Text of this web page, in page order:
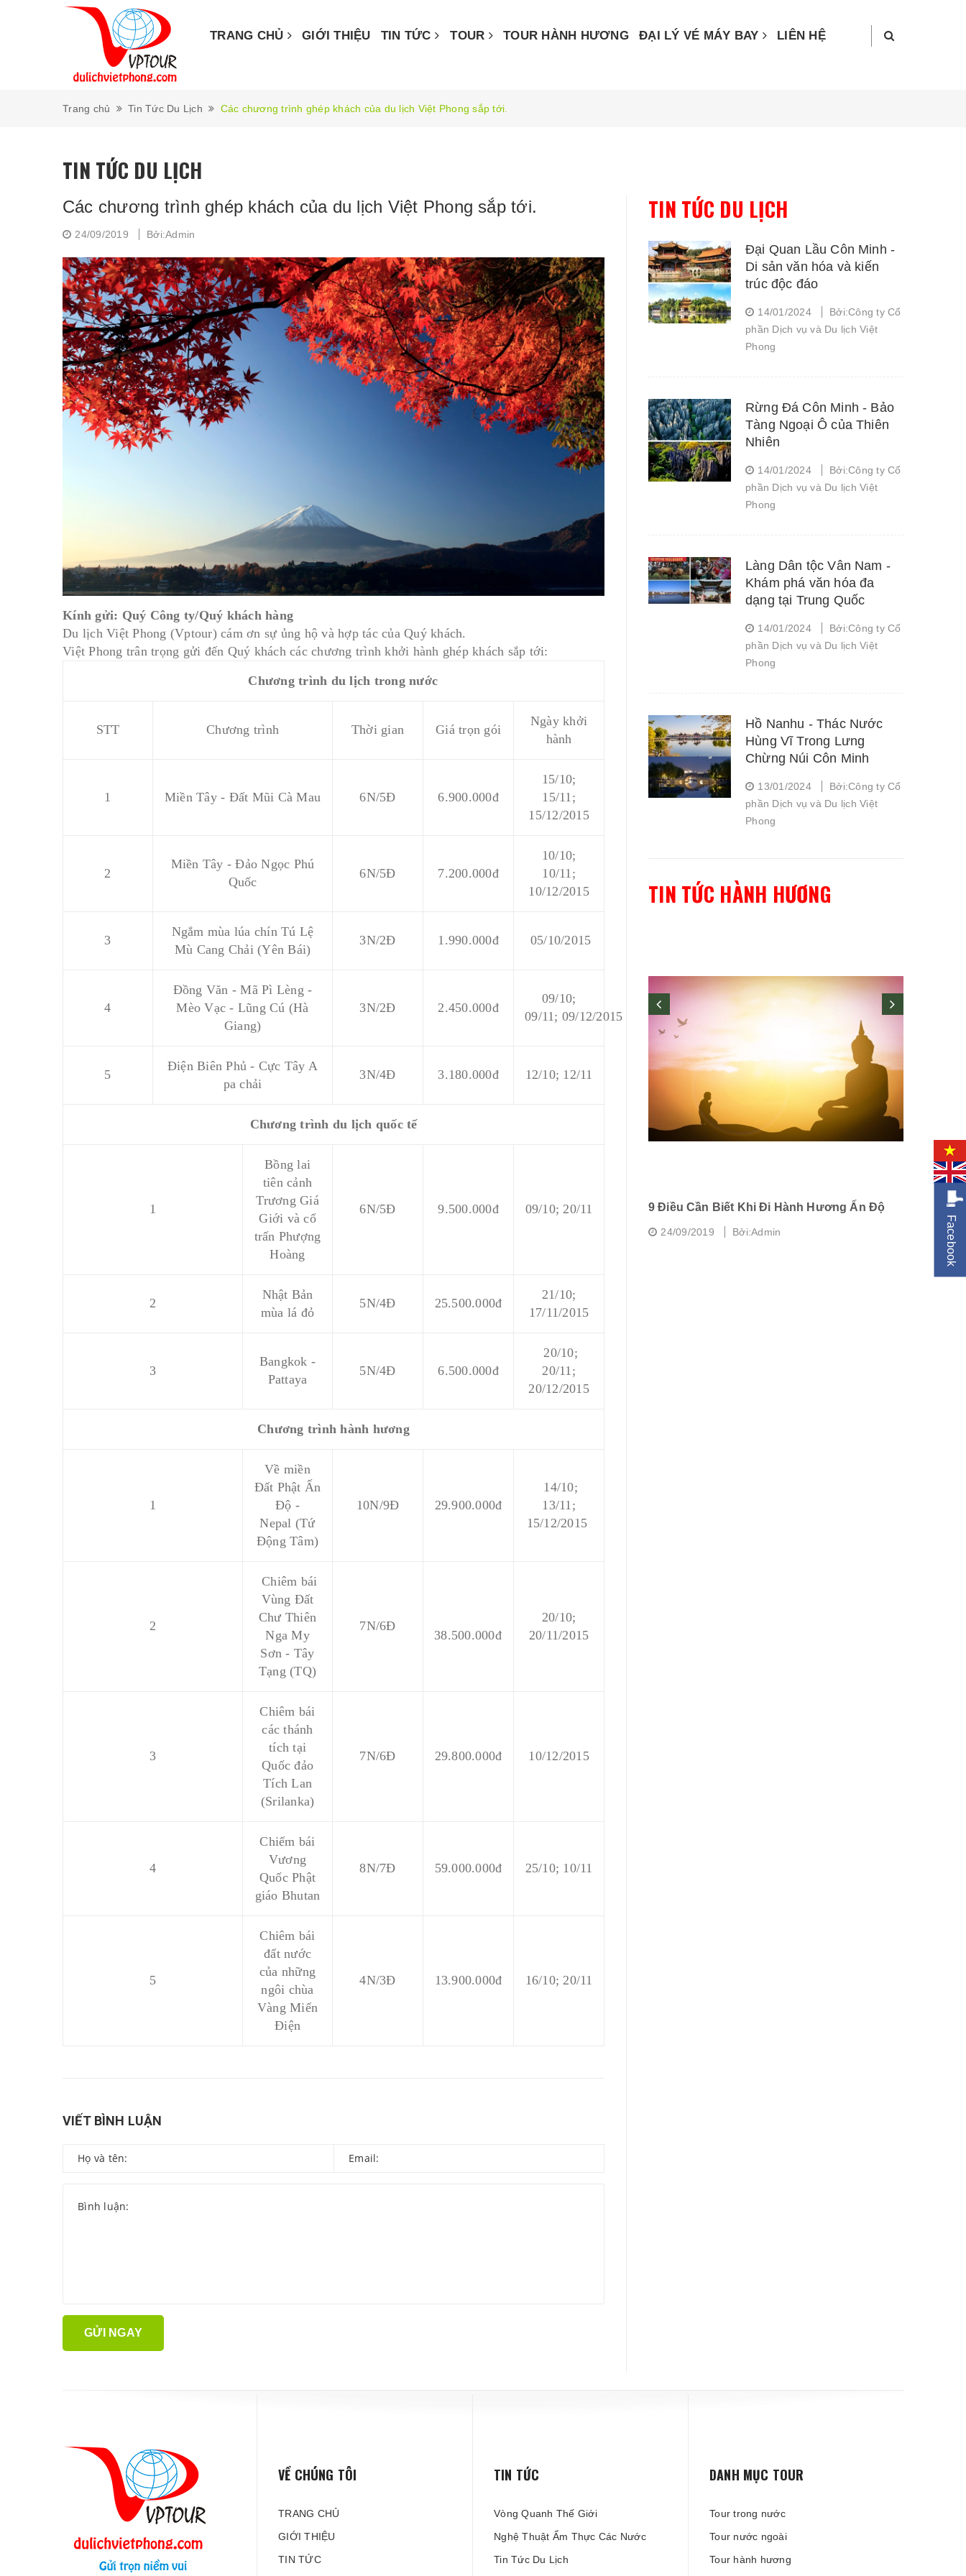
TRANG CHỦ GIỚI THIỆU TIN TỨC TOUR TOUR HÀNH HƯƠNG ĐẠI LÝ VÉ MÁY BAY LIÊN HỆ
Trang chủ Tin Tức Du Lịch Các chương trình ghép khách của du lịch Việt Phong sắp tới.
TIN TỨC DU LỊCH
Các chương trình ghép khách của du lịch Việt Phong sắp tới.
24/09/2019 Bởi:Admin
Kính gửi: Quý Công ty/Quý khách hàng
Du lịch Việt Phong (Vptour) cám ơn sự ủng hộ và hợp tác của Quý khách.
Việt Phong trân trọng gửi đến Quý khách các chương trình khởi hành ghép khách sắp tới:
Chương trình du lịch trong nước
STT Chương trình Thời gian Giá trọn gói
Ngày khởi
hành
1 Miền Tây - Đất Mũi Cà Mau 6N/5Đ 6.900.000đ
15/10;
15/11;
15/12/2015
2
Miền Tây - Đảo Ngọc Phú
Quốc
6N/5Đ 7.200.000đ
10/10;
10/11;
10/12/2015
3
Ngắm mùa lúa chín Tú Lệ
Mù Cang Chải (Yên Bái)
3N/2Đ 1.990.000đ 05/10/2015
4
Đồng Văn - Mã Pì Lèng -
Mèo Vạc - Lũng Cú (Hà
Giang)
3N/2Đ 2.450.000đ
09/10;
09/11; 09/12/2015
5
Điện Biên Phủ - Cực Tây A
pa chải
3N/4Đ 3.180.000đ 12/10; 12/11
Chương trình du lịch quốc tế
1
Bồng lai
tiên cảnh
Trương Giá
Giới và cổ
trấn Phượng
Hoàng
6N/5Đ 9.500.000đ 09/10; 20/11
2
Nhật Bản
mùa lá đỏ
5N/4Đ 25.500.000đ
21/10;
17/11/2015
3
Bangkok -
Pattaya
5N/4Đ 6.500.000đ
20/10;
20/11;
20/12/2015
Chương trình hành hương
1
Về miền
Đất Phật Ấn
Độ -
Nepal (Tứ
Động Tâm)
10N/9Đ 29.900.000đ
14/10;
13/11;
15/12/2015
2
Chiêm bái
Vùng Đất
Chư Thiên
Nga My
Sơn - Tây
Tạng (TQ)
7N/6Đ
38.500.000đ
20/10;
20/11/2015
3
Chiêm bái
các thánh
tích tại
Quốc đảo
Tích Lan
(Srilanka)
7N/6Đ 29.800.000đ 10/12/2015
4
Chiếm bái
Vương
Quốc Phật
giáo Bhutan
8N/7Đ 59.000.000đ 25/10; 10/11
5
Chiêm bái
đất nước
của những
ngôi chùa
Vàng Miến
Điện
4N/3Đ 13.900.000đ 16/10; 20/11
VIẾT BÌNH LUẬN
GỬI NGAY
TIN TỨC DU LỊCH
Đại Quan Lầu Côn Minh -
Di sản văn hóa và kiến
trúc độc đáo
14/01/2024
Bởi:Công ty Cổ
phần Dịch vụ và Du lịch Việt
Phong
Rừng Đá Côn Minh - Bảo
Tàng Ngoại Ô của Thiên
Nhiên
14/01/2024
Bởi:Công ty Cổ
phần Dịch vụ và Du lịch Việt
Phong
Làng Dân tộc Vân Nam -
Khám phá văn hóa đa
dạng tại Trung Quốc
14/01/2024
Bởi:Công ty Cổ
phần Dịch vụ và Du lịch Việt
Phong
Hồ Nanhu - Thác Nước
Hùng Vĩ Trong Lưng
Chừng Núi Côn Minh
13/01/2024
Bởi:Công ty Cổ
phần Dịch vụ và Du lịch Việt
Phong
TIN TỨC HÀNH HƯƠNG
7 ngôi chùa nên ghé thăm ở Bangkok (p6)
Bởi:Admin
Tứ Đại Danh Sơn Trung Quốc - Phần 1 Phổ
9 Điều Cần Biết Khi Đi Hành Hương Ấn Độ
24/09/2019 Bởi:Admin
Chùa
24/09/Facebook
VỀ CHÚNG TÔI
TRANG CHỦ
GIỚI THIỆU
TIN TỨC
TIN TỨC
Vòng Quanh Thế Giới
Nghệ Thuật Ẩm Thực Các Nước
Tin Tức Du Lịch
DANH MỤC TOUR
Tour trong nước
Tour nước ngoài
Tour hành hương